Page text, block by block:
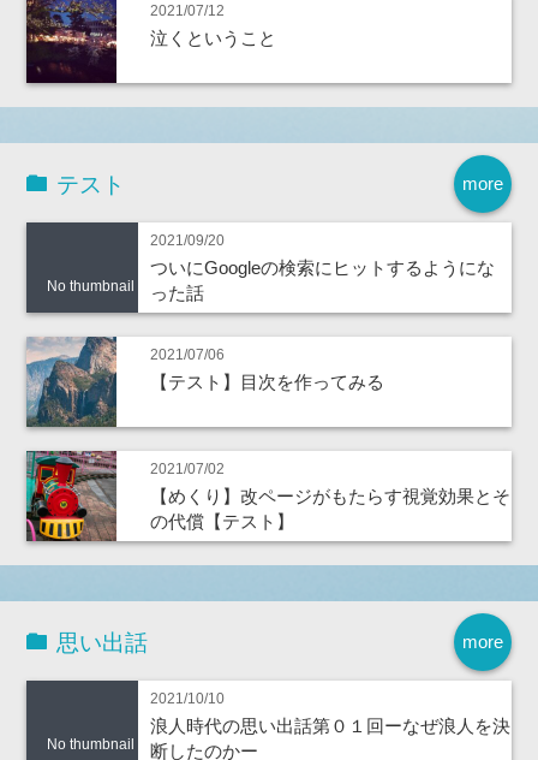
2021/07/12
泣くということ
more
テスト
No thumbnail
2021/09/20
ついにGoogleの検索にヒットするようにな
った話
2021/07/06
【テスト】目次を作ってみる
2021/07/02
【めくり】改ページがもたらす視覚効果とそ
の代償【テスト】
more
思い出話
No thumbnail
2021/10/10
浪人時代の思い出話第０１回ーなぜ浪人を決
断したのかー